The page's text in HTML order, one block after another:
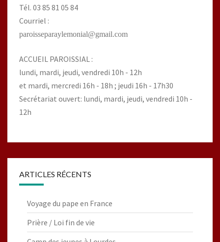
Tél. 03 85 81 05 84
Courriel :
paroisseparaylemonial@gmail.com
ACCUEIL PAROISSIAL :
lundi, mardi, jeudi, vendredi 10h - 12h
et mardi, mercredi 16h - 18h ; jeudi 16h - 17h30
Secrétariat ouvert: lundi, mardi, jeudi, vendredi 10h -
12h
ARTICLES RÉCENTS
Voyage du pape en France
Prière / Loi fin de vie